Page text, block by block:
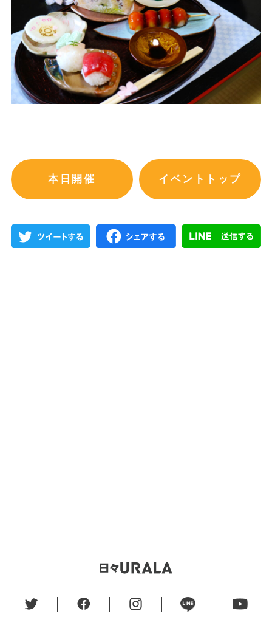
本日開催 イベントトップ